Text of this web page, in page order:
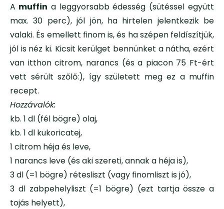
A muffin a leggyorsabb édesség (sütéssel együtt
max. 30 perc), jól jön, ha hirtelen jelentkezik be
valaki. És emellett finom is, és ha szépen feldíszítjük,
jól is néz ki. Kicsit kerülget bennünket a nátha, ezért
van itthon citrom, narancs (és a piacon 75 Ft-ért
vett sérült szőlő:), így született meg ez a muffin
recept.
Hozzávalók:
kb. 1 dl (fél bögre) olaj,
kb. 1 dl kukoricatej,
1 citrom héja és leve,
1 narancs leve (és aki szereti, annak a héja is),
3 dl (=1 bögre) rétesliszt (vagy finomliszt is jó),
3 dl zabpehelyliszt (=1 bögre) (ezt tartja össze a
tojás helyett),